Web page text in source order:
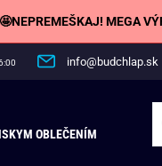
🤩NEPREMEŠKAJ! MEGA
info@budchlap.sk
OBLEČENÍM